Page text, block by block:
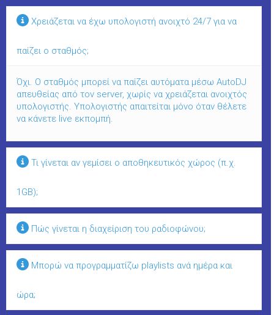
Χρειάζεται να έχω υπολογιστή ανοιχτό 24/7 για να
παίζει ο σταθμός;
Όχι. Ο σταθμός μπορεί να παίζει αυτόματα μέσω AutoDJ
απευθείας από τον server, χωρίς να χρειάζεται ανοιχτός
υπολογιστής. Υπολογιστής απαιτείται μόνο όταν θέλετε
να κάνετε live εκπομπή.
Τι γίνεται αν γεμίσει ο αποθηκευτικός χώρος (π.χ.
1GB);
Πώς γίνεται η διαχείριση του ραδιοφώνου;
Μπορώ να προγραμματίζω playlists ανά ημέρα και
ώρα;